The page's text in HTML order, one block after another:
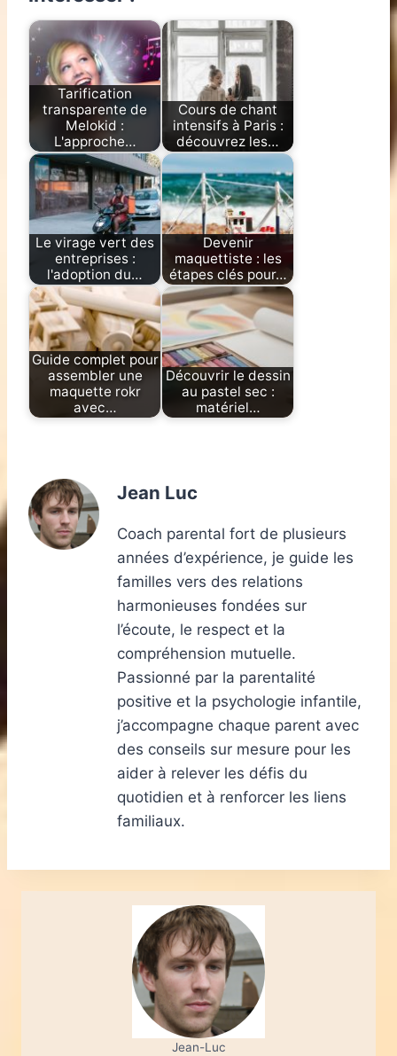
Tarification
transparente de
Melokid :
L'approche…
Cours de chant
intensifs à Paris :
découvrez les…
Le virage vert des
entreprises :
l'adoption du…
Devenir
maquettiste : les
étapes clés pour…
Guide complet pour
assembler une
maquette rokr
avec…
Découvrir le dessin
au pastel sec :
matériel…
Jean Luc
Coach parental fort de plusieurs
années d’expérience, je guide les
familles vers des relations
harmonieuses fondées sur
l’écoute, le respect et la
compréhension mutuelle.
Passionné par la parentalité
positive et la psychologie infantile,
j’accompagne chaque parent avec
des conseils sur mesure pour les
aider à relever les défis du
quotidien et à renforcer les liens
familiaux.
Jean-Luc